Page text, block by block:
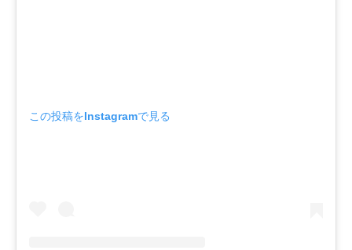
この投稿をInstagramで見る